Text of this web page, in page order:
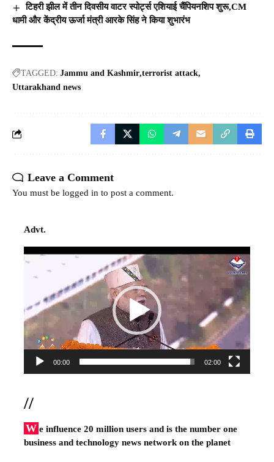
टिहरी झील में तीन दिवसीय वाटर स्पोर्ट्स एशियाई चैंपियनशिप शुरू,CM
धामी और केंद्रीय ऊर्जा मंत्री आरके सिंह ने किया शुभारंभ
TAGGED: Jammu and Kashmir terrorist attack
Uttarakhand news
Leave a Comment
You must be logged in to post a comment.
Advt.
Video
00:00 02:00
//
W e influence 20 million users and is the number one
business and technology news network on the planet